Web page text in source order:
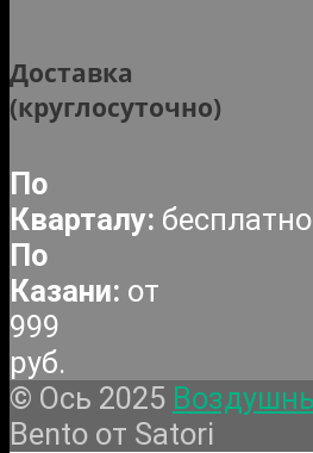
Доставка
(круглосуточно)
По
Кварталу: бесплатно
По
Казани: от
999
руб.
© Ось 2025
Bento от Satori